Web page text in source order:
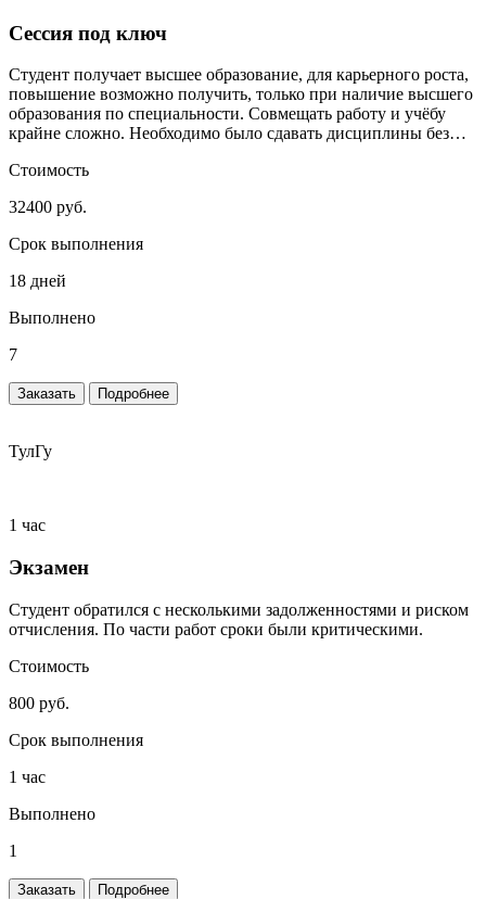
Сессия под ключ
Студент получает высшее образование, для карьерного роста,
повышение возможно получить, только при наличие высшего
образования по специальности. Совмещать работу и учёбу
крайне сложно. Необходимо было сдавать дисциплины без
Стоимость
32400 руб.
Срок выполнения
18 дней
Выполнено
7
Заказать Подробнее
ТулГу
1 час
Экзамен
Студент обратился с несколькими задолженностями и риском
отчисления. По части работ сроки были критическими.
Стоимость
800 руб.
Срок выполнения
1 час
Выполнено
1
Заказать Подробнее